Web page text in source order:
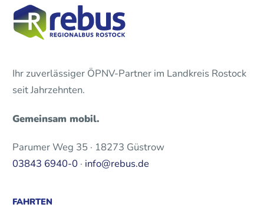
Ihr zuverlässiger ÖPNV-Partner im Landkreis Rostock
seit Jahrzehnten.
Gemeinsam mobil.
Parumer Weg 35 · 18273 Güstrow
03843 6940-0 · info@rebus.de
FAHRTEN